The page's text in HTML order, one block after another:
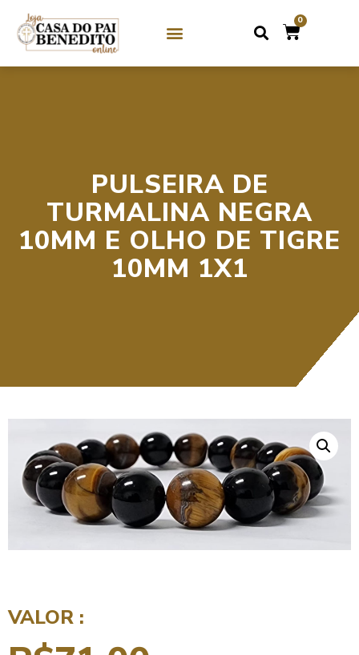
0
PULSEIRA DE
TURMALINA NEGRA
10MM E OLHO DE TIGRE
10MM 1X1
VALOR :